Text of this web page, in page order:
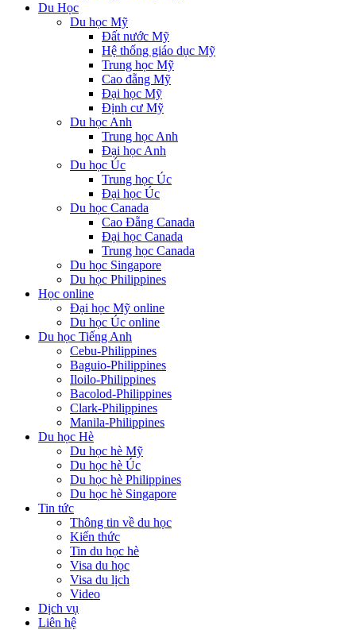
Du Học
Du học Mỹ
Đất nước Mỹ
Hệ thống giáo dục Mỹ
Trung học Mỹ
Cao đẵng Mỹ
Đại học Mỹ
Định cư Mỹ
Du học Anh
Trung học Anh
Đại học Anh
Du học Úc
Trung học Úc
Đại học Úc
Du học Canada
Cao Đẵng Canada
Đại học Canada
Trung học Canada
Du học Singapore
Du học Philippines
Học online
Đại học Mỹ online
Du học Úc online
Du học Tiếng Anh
Cebu-Philippines
Baguio-Philippines
Iloilo-Philippines
Bacolod-Philippines
Clark-Philippines
Manila-Philippines
Du học Hè
Du học hè Mỹ
Du học hè Úc
Du học hè Philippines
Du học hè Singapore
Tin tức
Thông tin về du học
Kiến thức
Tin du học hè
Visa du học
Visa du lịch
Video
Dịch vụ
Liên hệ